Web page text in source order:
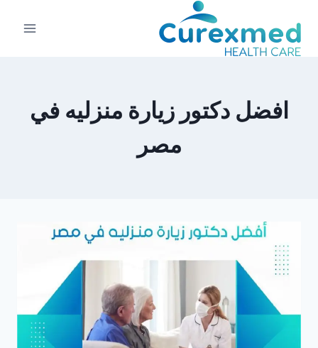
المحتوى
افضل دكتور زيارة منزليه في
مصر